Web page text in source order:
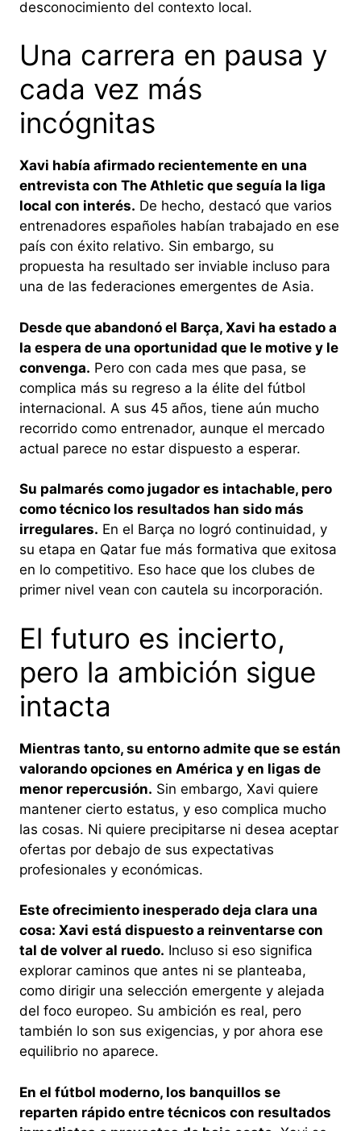
desconocimiento del contexto local.
Una carrera en pausa y
cada vez más
incógnitas
Xavi había afirmado recientemente en una
entrevista con The Athletic que seguía la liga
local con interés. De hecho, destacó que varios
entrenadores españoles habían trabajado en ese
país con éxito relativo. Sin embargo, su
propuesta ha resultado ser inviable incluso para
una de las federaciones emergentes de Asia.
Desde que abandonó el Barça, Xavi ha estado a
la espera de una oportunidad que le motive y le
convenga. Pero con cada mes que pasa, se
complica más su regreso a la élite del fútbol
internacional. A sus 45 años, tiene aún mucho
recorrido como entrenador, aunque el mercado
actual parece no estar dispuesto a esperar.
Su palmarés como jugador es intachable, pero
como técnico los resultados han sido más
irregulares. En el Barça no logró continuidad, y
su etapa en Qatar fue más formativa que exitosa
en lo competitivo. Eso hace que los clubes de
primer nivel vean con cautela su incorporación.
El futuro es incierto,
pero la ambición sigue
intacta
Mientras tanto, su entorno admite que se están
valorando opciones en América y en ligas de
menor repercusión. Sin embargo, Xavi quiere
mantener cierto estatus, y eso complica mucho
las cosas. Ni quiere precipitarse ni desea aceptar
ofertas por debajo de sus expectativas
profesionales y económicas.
Este ofrecimiento inesperado deja clara una
cosa: Xavi está dispuesto a reinventarse con
tal de volver al ruedo. Incluso si eso significa
explorar caminos que antes ni se planteaba,
como dirigir una selección emergente y alejada
del foco europeo. Su ambición es real, pero
también lo son sus exigencias, y por ahora ese
equilibrio no aparece.
En el fútbol moderno, los banquillos se
reparten rápido entre técnicos con resultados